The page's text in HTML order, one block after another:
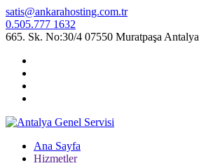
satis@ankarahosting.com.tr
0.505.777 1632
665. Sk. No:30/4 07550 Muratpaşa Antalya
Ana Sayfa
Hizmetler